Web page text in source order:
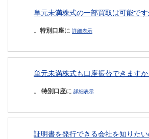
単元未満株式の一部買取は可能です
。 特別口座に 詳細表示
単元未満株式も口座振替できますか
。 特別口座に 詳細表示
証明書を発行できる会社を知りた